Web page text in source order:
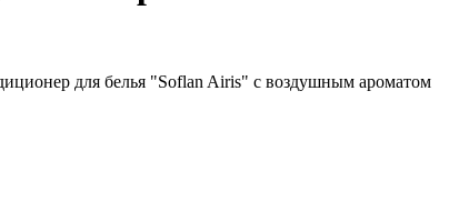
для белья "Soflan Airis" с воздушным ароматом